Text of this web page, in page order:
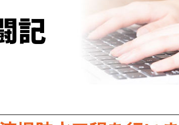
お客様との交流
を大切に
塗料コラム
記